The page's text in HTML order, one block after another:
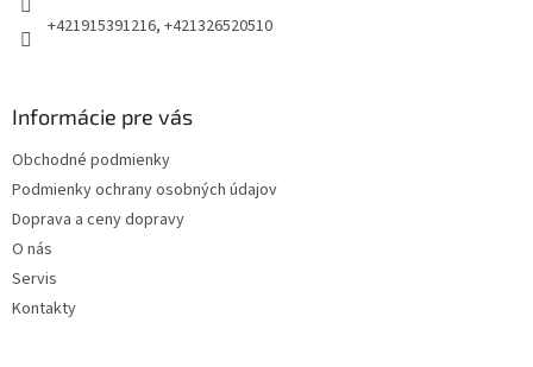
+421915391216, +421326520510
Informácie pre vás
Obchodné podmienky
Podmienky ochrany osobných údajov
Doprava a ceny dopravy
O nás
Servis
Kontakty